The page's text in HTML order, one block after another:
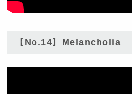
【No.14】Melancholia